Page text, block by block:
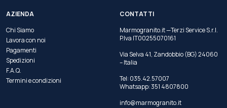
AZIENDA
Chi Siamo
Lavora con noi
Pagamenti
Spedizioni
F.A.Q.
Termini e condizioni
CONTATTI
Marmogranito.it —Terzi Service S.r.l.
P.Iva IT00255070161
Via Selva 41, Zandobbio (BG) 24060
– Italia
Tel: 035.42.57007
Whatsapp:351 4807800
info@marmogranito.it